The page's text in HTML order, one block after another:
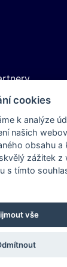
cookies
k analýze
našich
obsahu a
zážitek z
s tímto
vše